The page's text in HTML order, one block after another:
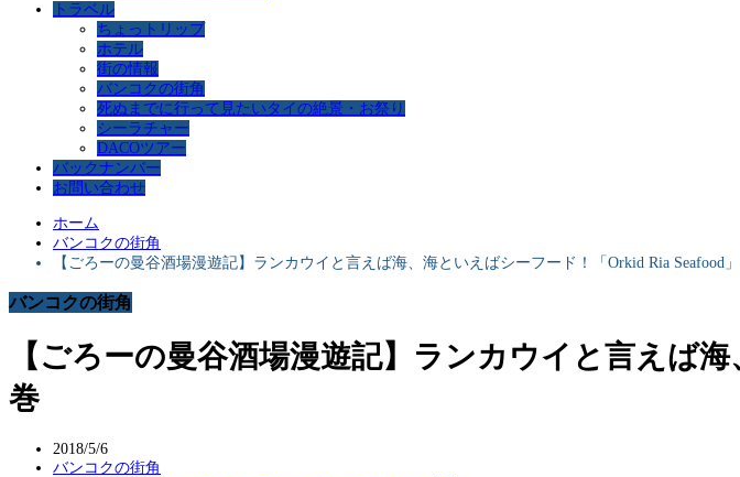
トラベル
ちょっトリップ
ホテル
街の情報
バンコクの街角
死ぬまでに行って見たいタイの絶景・お祭り
シーラチャー
DACOツアー
バックナンバー
お問い合わせ
ホーム
バンコクの街角
【ごろーの曼谷酒場漫遊記】ランカウイと言えば海、海といえばシーフード！「Orkid Ria Seafood
バンコクの街角
【ごろーの曼谷酒場漫遊記】ランカウイと言えば
巻
2018/5/6
バンコクの街角